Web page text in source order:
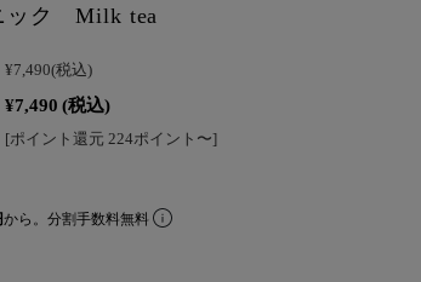
ック Milk tea
¥7,490(税込)
¥7,490 (税込)
[ポイント還元 224ポイント〜]
から。分割手数料無料